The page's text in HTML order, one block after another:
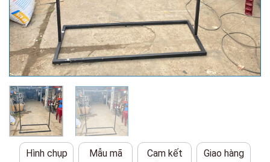
Hình chụp
Mẫu mã
Cam kết
Giao hàng